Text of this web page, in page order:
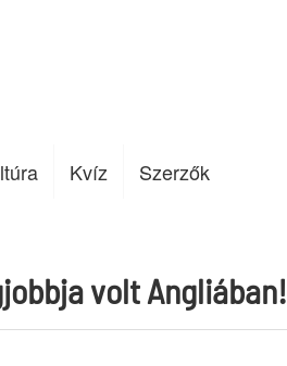
Kvíz
Szerzők
volt Angliában!